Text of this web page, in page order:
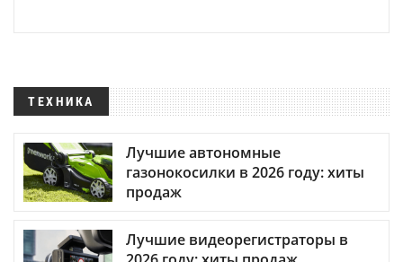
ТЕХНИКА
Лучшие автономные
газонокосилки в 2026 году: хиты
продаж
Лучшие видеорегистраторы в